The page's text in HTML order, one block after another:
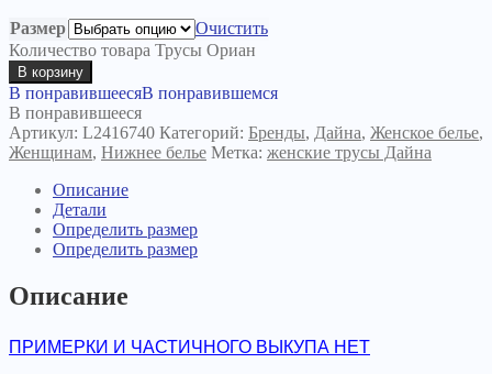
Размер
Очистить
Количество товара Трусы Ориан
В корзину
В понравившеесяВ понравившемся
В понравившееся
Артикул: L2416740 Категорий: Бренды, Дайна, Женское белье,
Женщинам, Нижнее белье Метка: женские трусы Дайна
Описание
Детали
Определить размер
Определить размер
Описание
ПРИМЕРКИ И ЧАСТИЧНОГО ВЫКУПА НЕТ